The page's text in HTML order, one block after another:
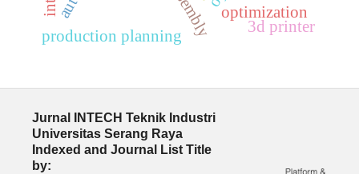
optimization
production planning
3d printer
Jurnal INTECH Teknik Industri
Universitas Serang Raya
Indexed and Journal List Title
by: